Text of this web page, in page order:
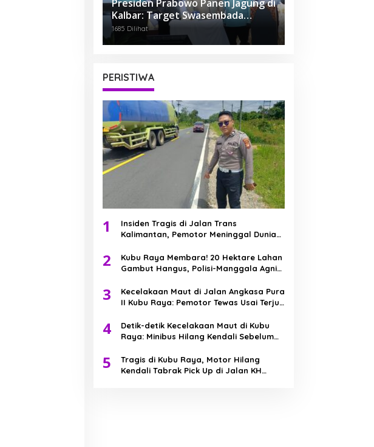
Presiden Prabowo Panen Jagung di
Kalbar: Target Swasembada
Pangan Dimulai dari Sini!
1685 Dilihat
PERISTIWA
1
Insiden Tragis di Jalan Trans
Kalimantan, Pemotor Meninggal Dunia
2
Kubu Raya Membara! 20 Hektare Lahan
Gambut Hangus, Polisi-Manggala Agni
3
Kecelakaan Maut di Jalan Angkasa Pura
II Kubu Raya: Pemotor Tewas Usai Terjun
4
Detik-detik Kecelakaan Maut di Kubu
Raya: Minibus Hilang Kendali Sebelum
5
Tragis di Kubu Raya, Motor Hilang
Kendali Tabrak Pick Up di Jalan KH